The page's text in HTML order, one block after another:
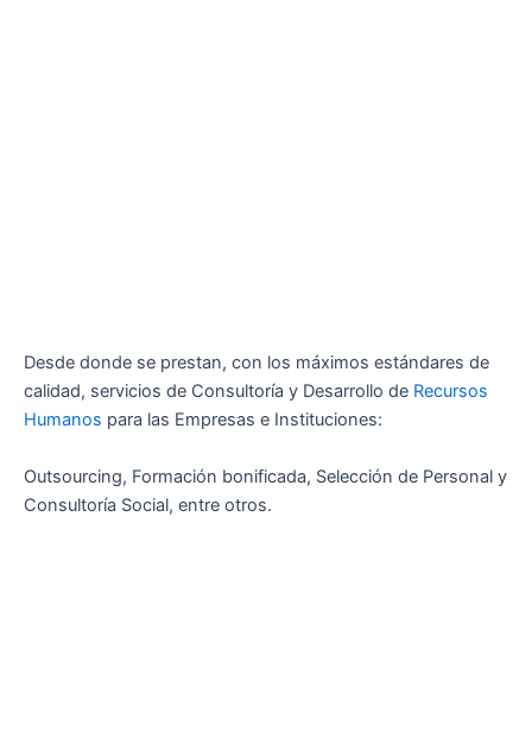
Desde donde se prestan, con los máximos estándares de
calidad, servicios de Consultoría y Desarrollo de Recursos
Humanos para las Empresas e Instituciones:
Outsourcing, Formación bonificada, Selección de Personal y
Consultoría Social, entre otros.